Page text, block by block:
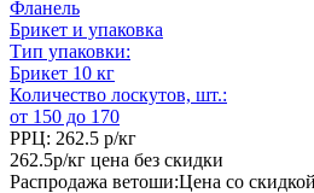
Фланель
Брикет и упаковка
Тип упаковки:
Брикет 10 кг
Количество лоскутов, шт.:
от 150 до 170
РРЦ: 262.5 р/кг
262.5р/кг цена без скидки
Распродажа ветоши:Цена со